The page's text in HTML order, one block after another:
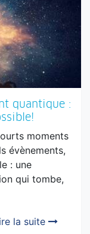
quantique :
évènements,
: une
qui tombe,
la suite